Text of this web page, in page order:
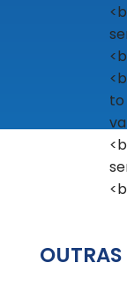
OUTRAS